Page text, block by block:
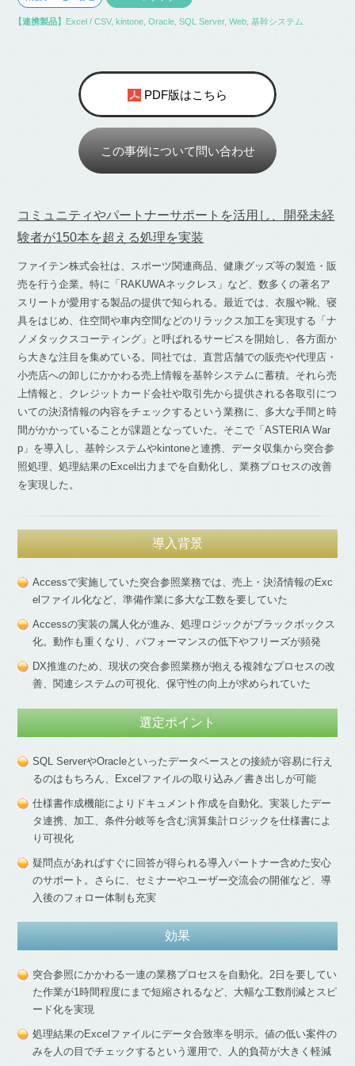
【連携製品】 Excel / CSV, kintone, Oracle, SQL Server, Web, 基幹システム
PDF版はこちら
この事例について問い合わせ
コミュニティやパートナーサポートを活用し、開発未経
験者が150本を超える処理を実装
ファイテン株式会社は、スポーツ関連商品、健康グッズ等の製造・販
売を行う企業。特に「RAKUWAネックレス」など、数多くの著名ア
スリートが愛用する製品の提供で知られる。最近では、衣服や靴、寝
具をはじめ、住空間や車内空間などのリラックス加工を実現する「ナ
ノメタックスコーティング」と呼ばれるサービスを開始し、各方面か
ら大きな注目を集めている。同社では、直営店舗での販売や代理店・
小売店への卸しにかかわる売上情報を基幹システムに蓄積。それら売
上情報と、クレジットカード会社や取引先から提供される各取引につ
いての決済情報の内容をチェックするという業務に、多大な手間と時
間がかかっていることが課題となっていた。そこで「ASTERIA War
p」を導入し、基幹システムやkintoneと連携、データ収集から突合参
照処理、処理結果のExcel出力までを自動化し、業務プロセスの改善
を実現した。
導入背景
Accessで実施していた突合参照業務では、売上・決済情報のExc
elファイル化など、準備作業に多大な工数を要していた
Accessの実装の属人化が進み、処理ロジックがブラックボックス
化。動作も重くなり、パフォーマンスの低下やフリーズが頻発
DX推進のため、現状の突合参照業務が抱える複雑なプロセスの改
善、関連システムの可視化、保守性の向上が求められていた
選定ポイント
SQL ServerやOracleといったデータベースとの接続が容易に行え
るのはもちろん、Excelファイルの取り込み／書き出しが可能
仕様書作成機能によりドキュメント作成を自動化。実装したデー
タ連携、加工、条件分岐等を含む演算集計ロジックを仕様書によ
り可視化
疑問点があればすぐに回答が得られる導入パートナー含めた安心
のサポート。さらに、セミナーやユーザー交流会の開催など、導
入後のフォロー体制も充実
効果
突合参照にかかわる一連の業務プロセスを自動化。2日を要してい
た作業が1時間程度にまで短縮されるなど、大幅な工数削減とスピ
ード化を実現
処理結果のExcelファイルにデータ合致率を明示。値の低い案件の
みを人の目でチェックするという運用で、人的負荷が大きく軽減